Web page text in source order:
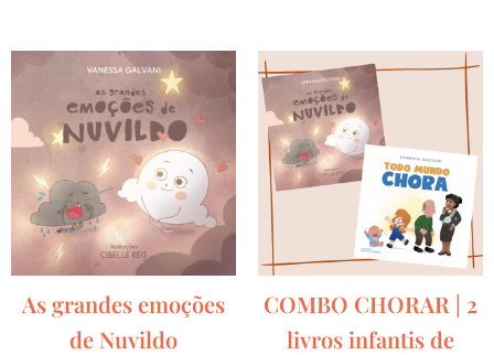
As grandes emoções
de Nuvildo
COMBO CHORAR | 2
livros infantis de